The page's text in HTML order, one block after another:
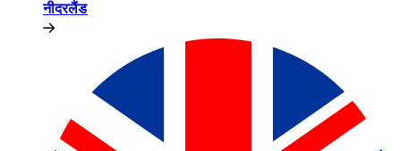
नीदरलैंड​​